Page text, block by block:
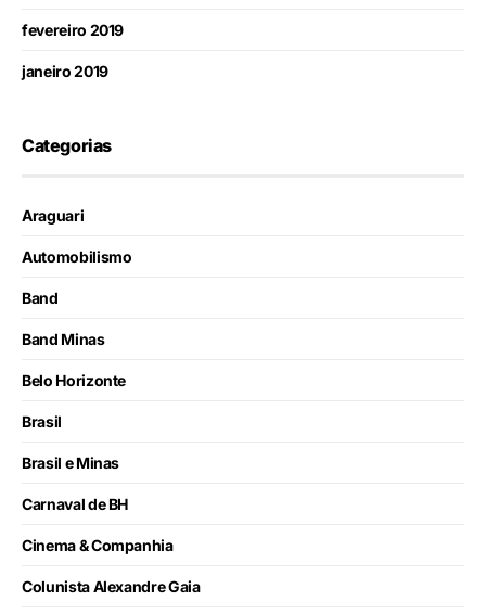
fevereiro 2019
janeiro 2019
Categorias
Araguari
Automobilismo
Band
Band Minas
Belo Horizonte
Brasil
Brasil e Minas
Carnaval de BH
Cinema & Companhia
Colunista Alexandre Gaia